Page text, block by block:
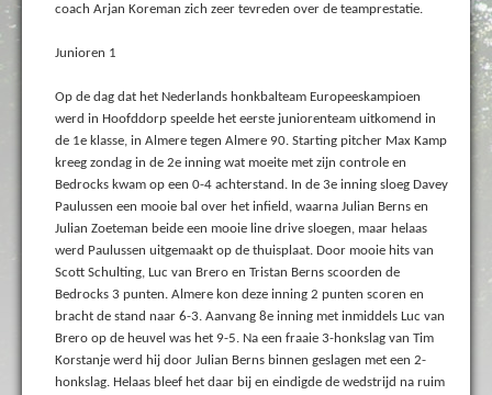
coach Arjan Koreman zich zeer tevreden over de teamprestatie.
Junioren 1
Op de dag dat het Nederlands honkbalteam Europeeskampioen
werd in Hoofddorp speelde het eerste juniorenteam uitkomend in
de 1e klasse, in Almere tegen Almere 90. Starting pitcher Max Kamp
kreeg zondag in de 2e inning wat moeite met zijn controle en
Bedrocks kwam op een 0-4 achterstand. In de 3e inning sloeg Davey
Paulussen een mooie bal over het infield, waarna Julian Berns en
Julian Zoeteman beide een mooie line drive sloegen, maar helaas
werd Paulussen uitgemaakt op de thuisplaat. Door mooie hits van
Scott Schulting, Luc van Brero en Tristan Berns scoorden de
Bedrocks 3 punten. Almere kon deze inning 2 punten scoren en
bracht de stand naar 6-3. Aanvang 8e inning met inmiddels Luc van
Brero op de heuvel was het 9-5. Na een fraaie 3-honkslag van Tim
Korstanje werd hij door Julian Berns binnen geslagen met een 2-
honkslag. Helaas bleef het daar bij en eindigde de wedstrijd na ruim